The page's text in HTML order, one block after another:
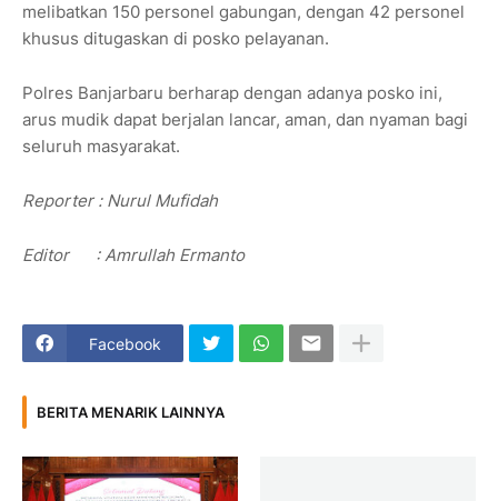
melibatkan 150 personel gabungan, dengan 42 personel
khusus ditugaskan di posko pelayanan.
Polres Banjarbaru berharap dengan adanya posko ini,
arus mudik dapat berjalan lancar, aman, dan nyaman bagi
seluruh masyarakat.
Reporter : Nurul Mufidah
Editor : Amrullah Ermanto
Facebook
BERITA MENARIK LAINNYA